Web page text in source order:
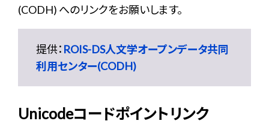
(CODH) へのリンクをお願いします。
提供： ROIS-DS人文学オープンデータ共同
利用センター(CODH)
Unicodeコードポイントリンク